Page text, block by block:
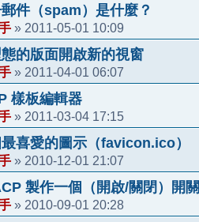
件（spam）是什麼？
» 2011-05-01 10:09
的版面開啟新的視窗
» 2011-04-01 06:07
樣板編輯器
» 2011-03-04 17:15
喜愛的圖示（favicon.ico）
» 2010-12-01 21:07
製作一個（開啟/關閉）開關
» 2010-09-01 20:28